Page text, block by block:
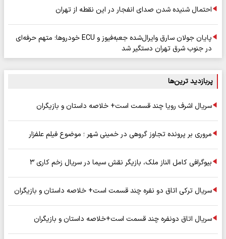
احتمال شنیده شدن صدای انفجار در این نقطه از تهران
پایان جولان سارق وایرال‌شده جعبه‌فیوز و ECU خودروها؛ متهم حرفه‌ای
در جنوب شرق تهران دستگیر شد
پربازدید ترین‌ها
سریال اشرف رویا چند قسمت است+ خلاصه داستان و بازیگران
مروری بر پرونده تجاوز گروهی در خمینی شهر ؛ موضوع فیلم علفزار
بیوگرافی کامل الناز ملک، بازیگر نقش سیما در سریال زخم کاری ۳
سریال ترکی اتاق دو نفره چند قسمت است+ خلاصه داستان و بازیگران
سریال اتاق دونفره چند قسمت است+خلاصه داستان و بازیگران